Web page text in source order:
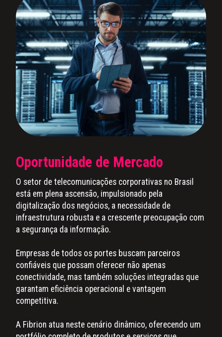
Oportunidade de Mercado
O setor de telecomunicações corporativas no Brasil
está em plena ascensão, impulsionado pela
digitalização dos negócios, a necessidade de
infraestrutura robusta e a crescente preocupação com
a segurança da informação.
Empresas de todos os portes buscam parceiros
confiáveis que possam oferecer não apenas
conectividade, mas também soluções integradas que
garantam eficiência operacional e vantagem
competitiva.
A Fibrion atua neste cenário dinâmico, oferecendo um